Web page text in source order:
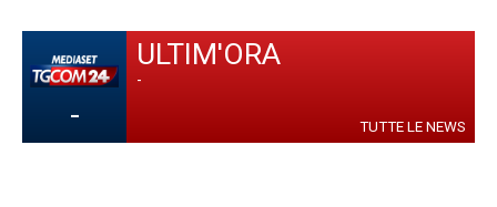
-
ULTIM'ORA
-
TUTTE LE NEWS